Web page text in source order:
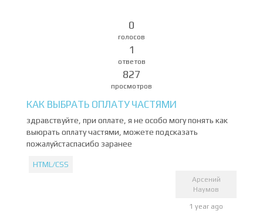
0
голосов
1
ответов
827
просмотров
КАК ВЫБРАТЬ ОПЛАТУ ЧАСТЯМИ
здравствуйте, при оплате, я не особо могу понять как
выюрать оплату частями, можете подсказать
пожалуйстаспасибо заранее
HTML/CSS
Арсений
Наумов
1 year ago